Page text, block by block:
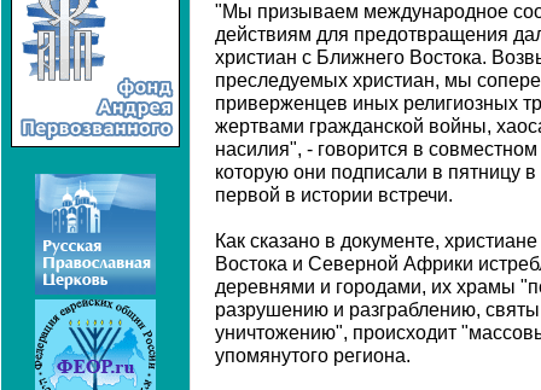
"Мы призываем международное
действиям для предотвращения
христиан с Ближнего Востока.
преследуемых христиан, мы
приверженцев иных религиозных
жертвами гражданской войны,
насилия", - говорится в
которую они подписали в пятницу
первой в истории встречи.
Как сказано в документе,
Востока и Северной Африки
деревнями и городами, их храмы
разрушению и разграблению,
уничтожению", происходит
упомянутого региона.